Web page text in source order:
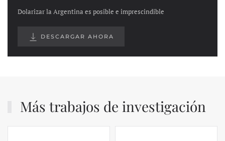
Dolarizar la Argentina es posible e imprescindible
DESCARGAR AHORA
Más trabajos de investigación